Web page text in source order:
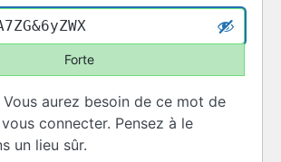
Forte
Vous aurez besoin de ce mot de
connecter. Pensez à le
un lieu sûr.